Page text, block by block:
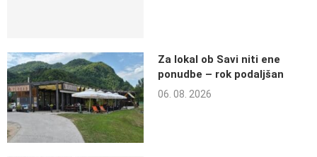
Za lokal ob Savi niti ene
ponudbe – rok podaljšan
06. 08. 2026